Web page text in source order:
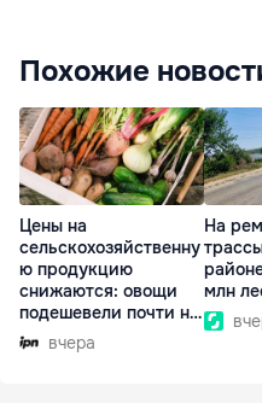
Похожие
Цены на
сельскохозяйственну
ю продукцию
снижаются: овощи
подешевели почти на
30%вчера
На
млн